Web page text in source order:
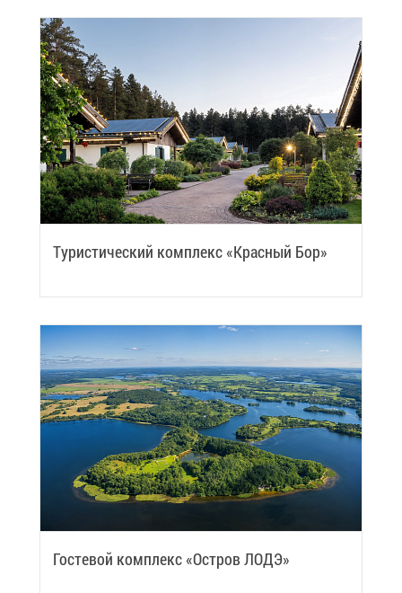
Ту­ри­сти­че­ский ком­плекс «Крас­ный Бор»
Го­сте­вой ком­плекс «Ост­ров ЛОДЭ»